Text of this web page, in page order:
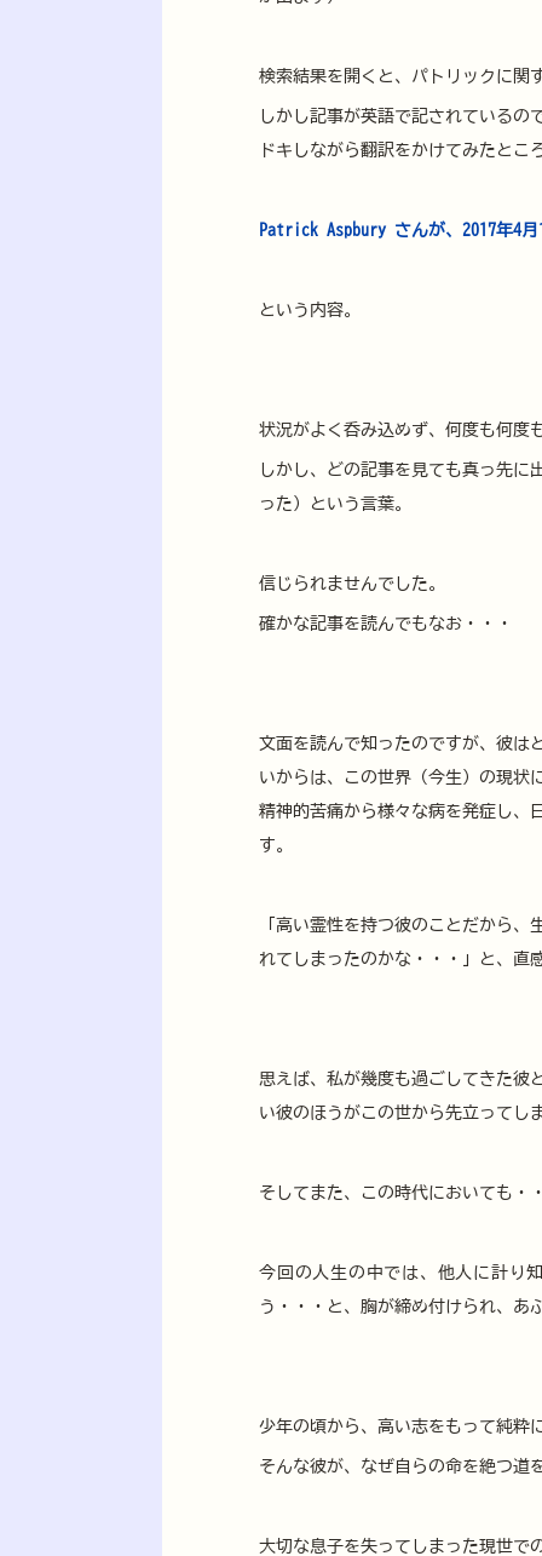
検索結果を開くと、パトリックに関
しかし記事が英語で記されているの
ドキしながら翻訳をかけてみたとこ
Patrick Aspbury さんが、2017年4
という内容。
状況がよく呑み込めず、何度も何度
しかし、どの記事を見ても真っ先
った）という言葉。
信じられませんでした。
確かな記事を読んでもなお・・・
文面を読んで知ったのですが、彼は
いからは、この世界（今生）の現状
精神的苦痛から様々な病を発症し、
す。
「高い霊性を持つ彼のことだから
れてしまったのかな・・・」と、直
思えば、私が幾度も過ごしてきた彼
い彼のほうがこの世から先立ってし
そしてまた、この時代においても・
今回の人生の中では、他人に計り
う・・・と、胸が締め付けられ、あ
少年の頃から、高い志をもって純粋
そんな彼が、なぜ自らの命を絶つ道
大切な息子を失ってしまった現世で